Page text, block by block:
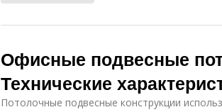
Офисные подвесные
Технические
Потолочные подвесные конструкции